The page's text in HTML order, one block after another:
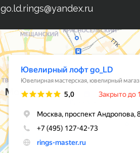
go.ld.rings@yandex.ru